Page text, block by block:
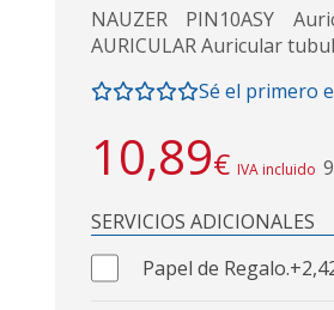
NAUZER PIN10ASY
AURICULAR Auricular
Sé el primero
10,89€ IVA incluido
SERVICIOS ADICIONALES
Papel de Regalo.